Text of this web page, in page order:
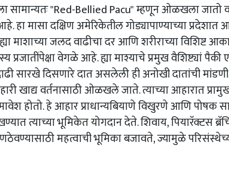
सामान्यतः "Red-Bellied Pacu" म्हणून ओळखला जातो
हा मासा दक्षिण अमेरिकेतील गोड्यापाण्याच्या प्रदेशात
माशाच्या जलद वाढीचा दर आणि शरीराच्या विशिष्ट
प्रजातींपेक्षा वेगळे आहे. ह्या माश्याचे प्रमुख वैशिष्ट्यां
सारखे दिसणारे दात असलेली ही अनोखी दातांची
खाद्य वर्तनासाठी ओळखले जाते. त्याच्या आहारात
होतो. हे आहार प्राधान्यबियाणे विखुरणे आणि पोषक
त्याच्या भूमिकेत योगदान देते. शिवाय, पियारॅक्टस
महत्वाची भूमिका बजावते, ज्यामुळे